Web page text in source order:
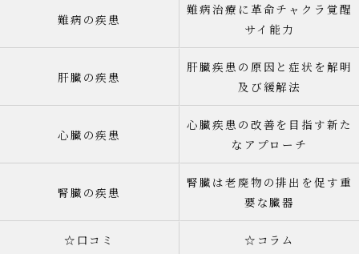
難病の疾患
難病治療に革命チャクラ覚醒
サイ能力
肝臓の疾患
肝臓疾患の原因と症状を解明
及び緩解法
心臓の疾患
心臓疾患の改善を目指す新た
なアプローチ
腎臓の疾患
腎臓は老廃物の排出を促す重
要な臓器
☆口コミ ☆コラム